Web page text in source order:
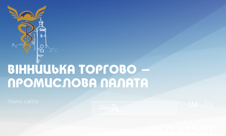
ВIННИЦЬКА ТОРГОВО -
ПРОМИСЛОВА ПАЛАТА
Мапа сайту